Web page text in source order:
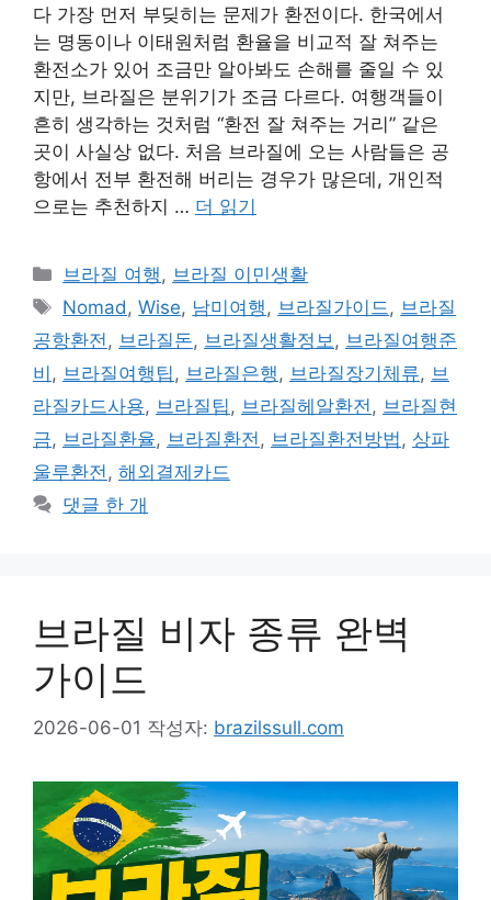
다 가장 먼저 부딪히는 문제가 환전이다. 한국에서
는 명동이나 이태원처럼 환율을 비교적 잘 쳐주는
환전소가 있어 조금만 알아봐도 손해를 줄일 수 있
지만, 브라질은 분위기가 조금 다르다. 여행객들이
흔히 생각하는 것처럼 “환전 잘 쳐주는 거리” 같은
곳이 사실상 없다. 처음 브라질에 오는 사람들은 공
항에서 전부 환전해 버리는 경우가 많은데, 개인적
으로는 추천하지 … 더 읽기
카
테
리
브라질 여행, 브라질 이민생활
태
그
Nomad,Wise, 남미여행, 브라질가이드, 브라질
공항환전, 브라질돈, 브라질생활정보, 브라질여행준
비 , 브라질여행팁, 브라질은행, 브라질장기체류, 브
라질카드사용, 브라질팁, 브라질헤알환전, 브라질현
금, 브라질환율, 브라질환전, 브라질환전방법, 상파
울루환전, 해외결제카드
댓글 한 개
브라질 비자 종류 완벽
가이드
2026-06-01 작성자: brazilssull.com